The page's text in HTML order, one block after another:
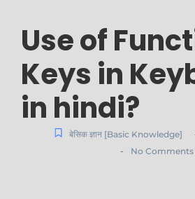
Use of
Keys in
in hindi?
बेसिक ज्ञान [Basic Knowledge]
- No Comments